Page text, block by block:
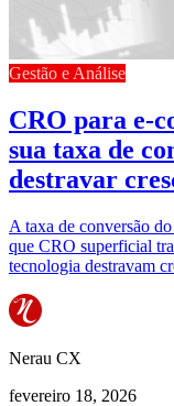
Gestão e Análise
CRO para e-
sua taxa de
destravar
A taxa de conversão
que CRO superficial
tecnologia destravam
Nerau CX
fevereiro 18, 2026